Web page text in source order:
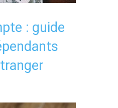
: guide